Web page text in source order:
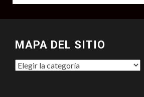
MAPA DEL SITIO
MAPA